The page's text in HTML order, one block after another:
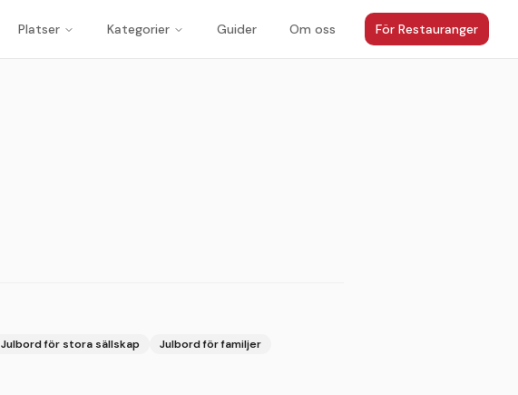
Platser Kategorier Guider Om oss För Restauranger
Julbord för stora sällskap
Julbord för familjer